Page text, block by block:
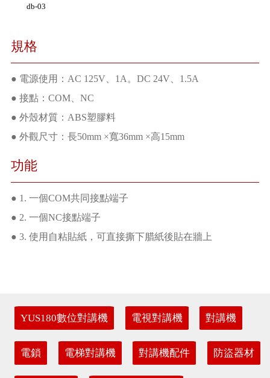
db-03
規格
● 電源使用：AC 125V、1A。DC 24V、1.5A
● 接點：COM、NC
● 外殼材質：ABS塑膠料
● 外觀尺寸：長50mm ×寬36mm ×高15mm
功能
● 1. 一個COM共同接點端子
● 2. 一個NC接點端子
● 3. 使用自粘貼紙，可直接撕下腊紙後貼在牆上
YUS180數位對講機 電視對講機 對講機
電鎖 電梯對講機 對講機配件 防盜器材